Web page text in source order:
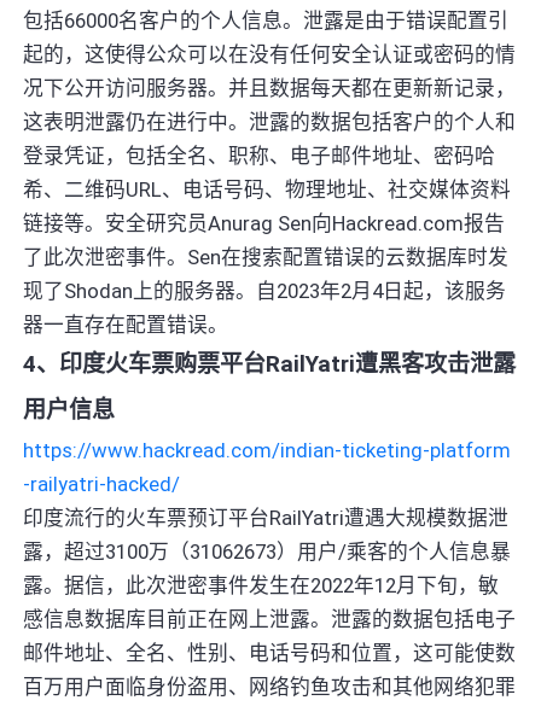
包括66000名客户的个人信息。泄露是由于错误配置引
起的，这使得公众可以在没有任何安全认证或密码的情
况下公开访问服务器。并且数据每天都在更新新记录，
这表明泄露仍在进行中。泄露的数据包括客户的个人和
登录凭证，包括全名、职称、电子邮件地址、密码哈
希、二维码URL、电话号码、物理地址、社交媒体资料
链接等。安全研究员Anurag Sen向Hackread.com报告
了此次泄密事件。Sen在搜索配置错误的云数据库时发
现了Shodan上的服务器。自2023年2月4日起，该服务
器一直存在配置错误。
4、印度火车票购票平台RailYatri遭黑客攻击泄露
用户信息
https://www.hackread.com/indian-ticketing-platform
-railyatri-hacked/
印度流行的火车票预订平台RailYatri遭遇大规模数据泄
露，超过3100万（31062673）用户/乘客的个人信息暴
露。据信，此次泄密事件发生在2022年12月下旬，敏
感信息数据库目前正在网上泄露。泄露的数据包括电子
邮件地址、全名、性别、电话号码和位置，这可能使数
百万用户面临身份盗用、网络钓鱼攻击和其他网络犯罪